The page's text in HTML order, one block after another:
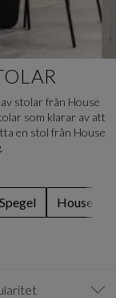
stolar från House
som klarar av att
en stol från House
House